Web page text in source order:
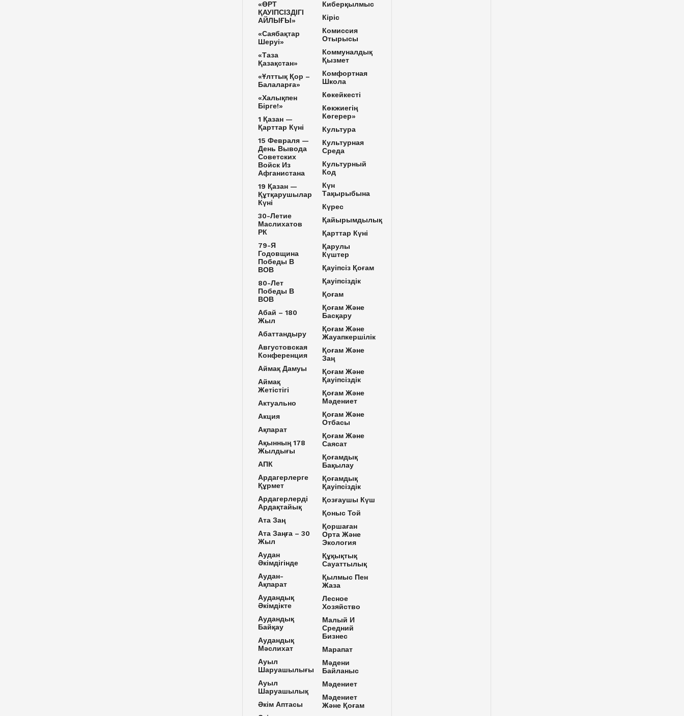
«ӨРТ
ҚАУІПСІЗДІГІ
АЙЛЫҒЫ»
«Саябақтар
Шеруі»
«Таза
Қазақстан»
«Ұлттық Қор –
Балаларға»
«Халықпен
Бірге!»
1 Қазан —
Қарттар Күні
15 Февраля —
День Вывода
Советских
Войск Из
Афганистана
19 Қазан —
Құтқарушылар
Күні
30-Летие
Маслихатов
РК
79-Я
Годовщина
Победы В
ВОВ
80-Лет
Победы В
ВОВ
Абай – 180
Жыл
Абаттандыру
Августовская
Конференция
Аймақ Дамуы
Аймақ
Жетістігі
Актуально
Акция
Ақпарат
Ақынның 178
Жылдығы
АПК
Ардагерлерге
Құрмет
Ардагерлерді
Ардақтайық
Ата Заң
Ата Заңға – 30
Жыл
Аудан
Әкімдігінде
Аудан-
Ақпарат
Аудандық
Әкімдікте
Аудандық
Байқау
Аудандық
Мәслихат
Ауыл
Шаруашылығы
Ауыл
Шаруашылық
Әкім Аптасы
Киберқылмыс
Кіріс
Комиссия
Отырысы
Коммуналдық
Қызмет
Комфортная
Школа
Көкейкесті
Көкжиегің
Көгерер»
Культура
Культурная
Среда
Культурный
Код
Күн
Тақырыбына
Күрес
Қайырымдылық
Қарттар Күні
Қарулы
Күштер
Қауіпсіз Қоғам
Қауіпсіздік
Қоғам
Қоғам Және
Басқару
Қоғам Және
Жауапкершілік
Қоғам Және
Заң
Қоғам Және
Қауіпсіздік
Қоғам Және
Мәдениет
Қоғам Және
Отбасы
Қоғам Және
Саясат
Қоғамдық
Бақылау
Қоғамдық
Қауіпсіздік
Қозғаушы Күш
Қоныс Той
Қоршаған
Орта Және
Экология
Құқықтық
Сауаттылық
Қылмыс Пен
Жаза
Лесное
Хозяйство
Малый И
Средний
Бизнес
Марапат
Мәдени
Байланыс
Мәдениет
Мәдениет
Және Қоғам